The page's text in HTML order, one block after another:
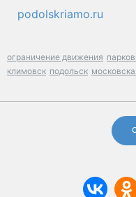
podolskriamo.ru
ограничение движения
климовск подольск